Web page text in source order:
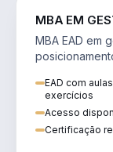
MBA EM
MBA EAD em
EAD com
exercícios
Acesso
Certificação